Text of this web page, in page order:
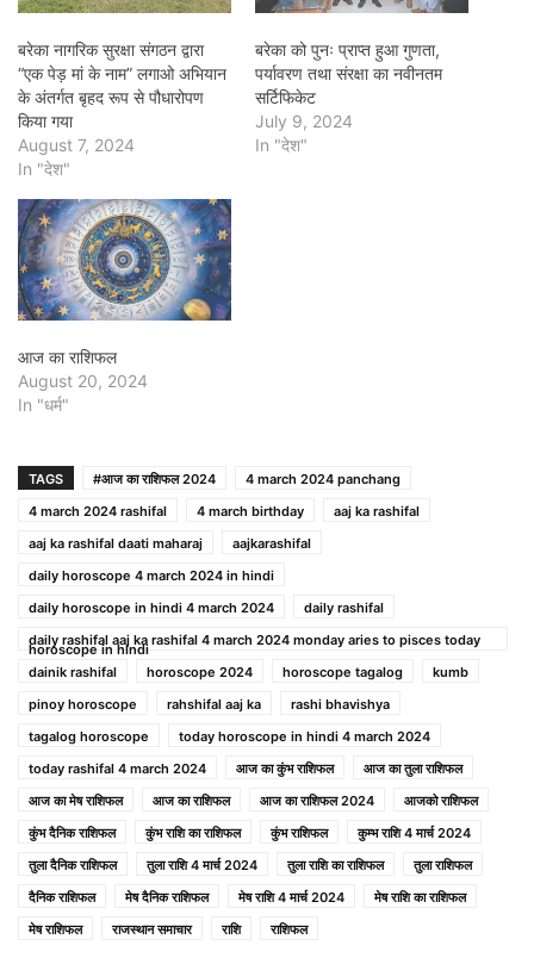
बरेका नागरिक सुरक्षा संगठन द्वारा
“एक पेड़ मां के नाम” लगाओ अभियान
के अंतर्गत बृहद रूप से पौधारोपण
किया गया
August 7, 2024
In "देश"
बरेका को पुनः प्राप्त हुआ गुणता,
पर्यावरण तथा संरक्षा का नवीनतम
सर्टिफिकेट
July 9, 2024
In "देश"
आज का राशिफल
August 20, 2024
In "धर्म"
TAGS #आज का राशिफल 2024
4 march 2024 panchang
4 march 2024 rashifal
4 march birthday
aaj ka rashifal
aaj ka rashifal daati maharaj
aajkarashifal
daily horoscope 4 march 2024 in hindi
daily horoscope in hindi 4 march 2024
daily rashifal
daily rashifal aaj ka rashifal 4 march 2024 monday aries to pisces today
horoscope in hindi
dainik rashifal
horoscope 2024 horoscope tagalog
kumb
pinoy horoscope
rahshifal aaj ka
rashi bhavishya
tagalog horoscope
today horoscope in hindi 4 march 2024
today rashifal 4 march 2024
आज का कुंभ राशिफल
आज का तुला राशिफल
आज का मेष राशिफल
आज का राशिफल आज का राशिफल 2024
आजको राशिफल
कुंभ दैनिक राशिफल
कुंभ राशि का राशिफल कुंभ राशिफल
कुम्भ राशि 4 मार्च 2024
तुला दैनिक राशिफल
तुला राशि 4 मार्च 2024 तुला राशि का राशिफल
तुला राशिफल
दैनिक राशिफल
मेष दैनिक राशिफल मेष राशि 4 मार्च 2024
मेष राशि का राशिफल
मेष राशिफल
राजस्थान समाचार राशि राशिफल